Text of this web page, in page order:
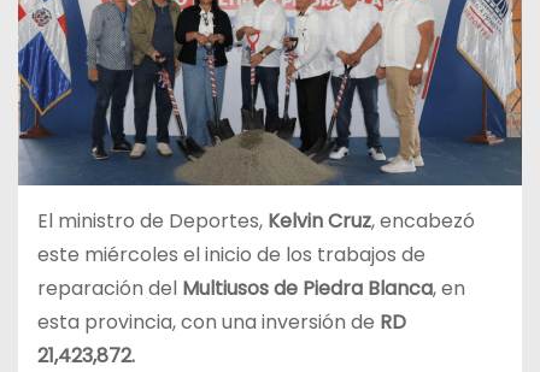
El ministro de Deportes, Kelvin Cruz, encabezó
este miércoles el inicio de los trabajos de
reparación del Multiusos de Piedra Blanca, en
esta provincia, con una inversión de RD
21,423,872.